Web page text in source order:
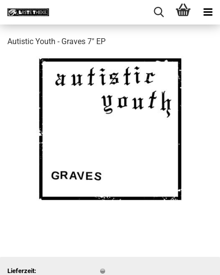
Autistic Youth - Graves 7" EP
Lieferzeit: